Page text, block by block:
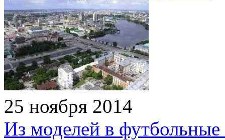
25 ноября 2014
Из моделей в